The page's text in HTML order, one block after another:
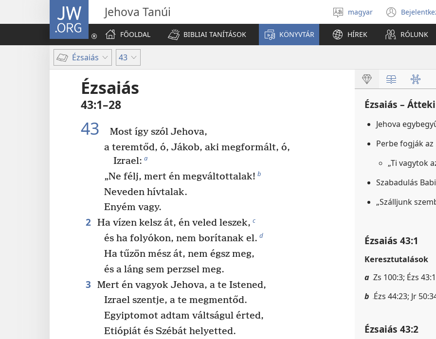
JW.ORG Jehova Tanúi
Válassz
nyelvet
magyar
new
FŐOLDAL BIBLIAI TANÍTÁSOK KÖNYVTÁR HÍREK RÓLUNK
Ézsaiás 43
Ézsaiás
43:1–28
43
Most így szól Jehova,
a teremtőd, ó, Jákob, aki megformált, ó,
Izrael: a
„Ne félj, mert én megváltottalak! b
Neveden hívtalak.
Enyém vagy.
2 Ha vízen kelsz át, én veled leszek, c
és ha folyókon, nem borítanak el. d
Ha tűzön mész át, nem égsz meg,
és a láng sem perzsel meg.
3
Mert én vagyok Jehova, a te Istened,
Izrael szentje, a te megmentőd.
Egyiptomot adtam váltságul érted,
Etiópiát és Szébát helyetted.
Ézsaiás –
Jehova
Perbe fogják
„Ti vagytok
Szabadulás
„Szálljunk
Ézsaiás 43:1
Keresztutalások
a Zs 100:3; Ézs
b Ézs 44:23; Jr
Ézsaiás 43:2